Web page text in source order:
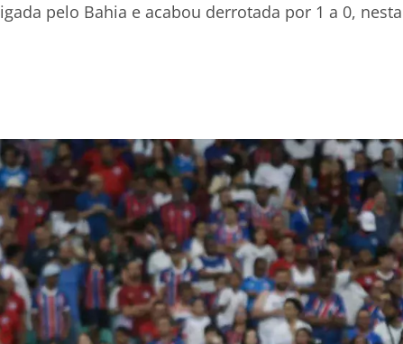
pelo Bahia e acabou derrotada por 1 a 0,